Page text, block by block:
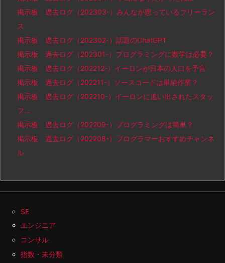
掲示板 過去ログ（202303-）みんなが思っているフリーラン
ス
掲示板 過去ログ（202302-）話題のChatGPT
掲示板 過去ログ（202301-）プログラミングに数学は必要？
掲示板 過去ログ（202212-）イーロンが日本の人口を予言
掲示板 過去ログ（202211-）ソースコードは単純作業？
掲示板 過去ログ（202210-）イーロンに追い出されたスタッ
フ…
掲示板 過去ログ（202209-）プログラミングは簡単？
掲示板 過去ログ（202208-）プログラマーおすすめチャンネ
ル
SE
エンジニア
コンサル
指数・未分類